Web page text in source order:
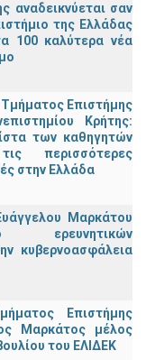
αναδεικνύεται σαν
της Ελλάδας
100 καλύτερα νέα
Τμήματος Επιστήμης
Κρήτης:
των καθηγητών
περισσότερες
στην Ελλάδα
Μαρκάτου
ερευνητικών
κυβερνοασφάλεια
Επιστήμης
Μαρκάτος μέλος
του ΕΛΙΔΕΚ